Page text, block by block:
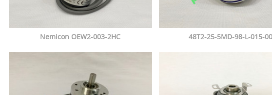
Nemicon OEW2-003-2HC 48T2-25-5MD-98-L-015-00